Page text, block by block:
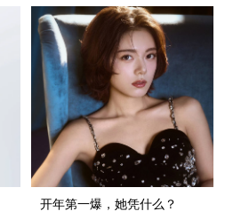
开年第一爆，她凭什么？